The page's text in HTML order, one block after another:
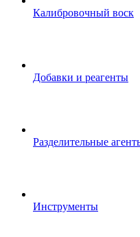
Калибровочный воск
Добавки и реагенты
Разделительные
Инструменты